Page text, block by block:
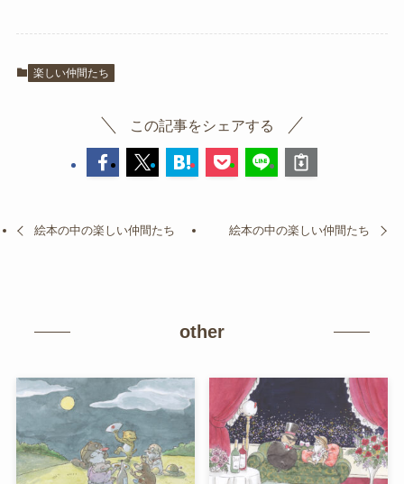
楽しい仲間たち
この記事をシェアする
絵本の中の楽しい仲間たち 絵本の中の楽しい仲間たち
other